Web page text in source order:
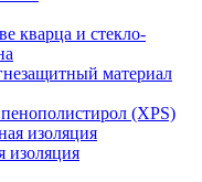
кварца и стекло-
материал
(XPS)
изоляция